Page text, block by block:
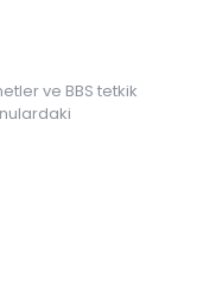
ve BBS tetkik